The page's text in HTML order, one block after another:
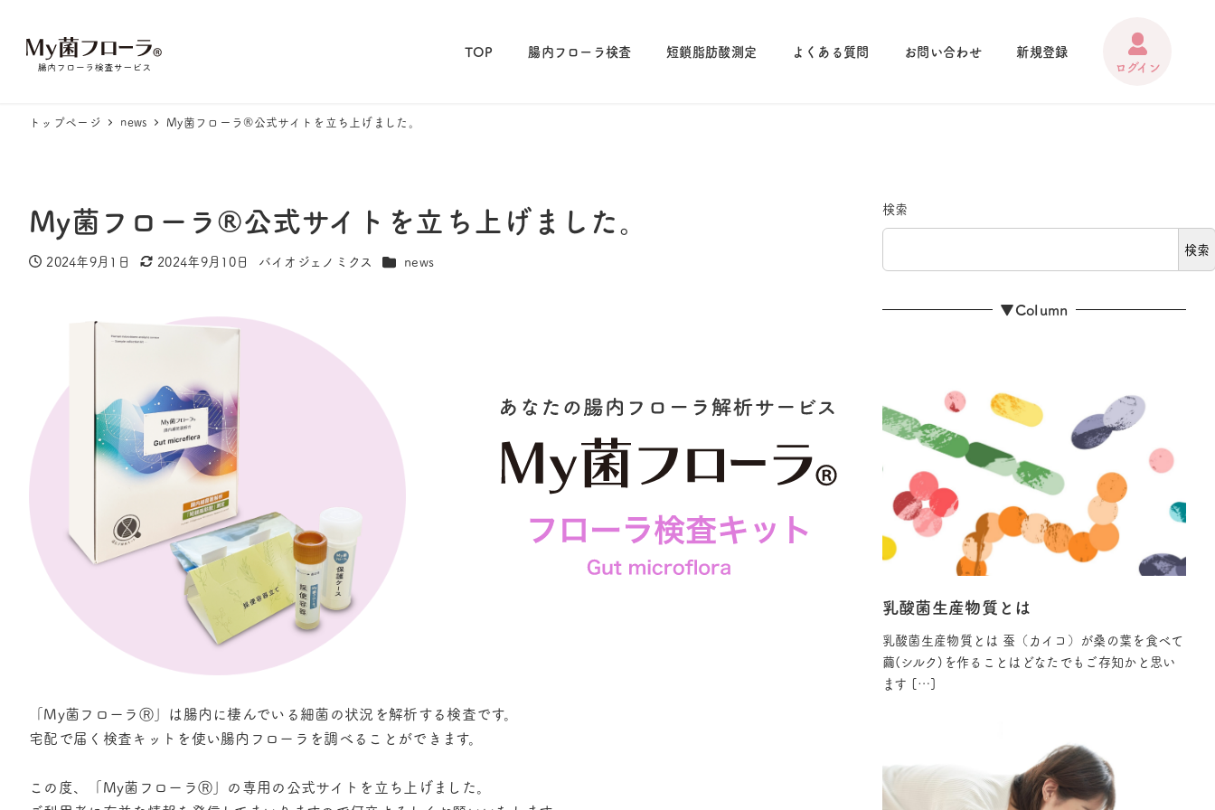
TOP 腸内フローラ検査 短鎖脂肪酸測定 よくある質問 お問い合わせ 新規登録
トップページ news My菌フローラ®︎公式サイトを立ち上げました。
My菌フローラ®︎公式サイトを立ち上げました。
投稿日
2024年9月1日
更新日
2024年9月10日
著
バイオジェノミクス カテゴリー
news
「My菌フローラⓇ」は腸内に棲んでいる細菌の状況を解析する検査です。
宅配で届く検査キットを使い腸内フローラを調べることができます。
この度、「My菌フローラⓇ」の専用の公式サイトを立ち上げました。
検索
検索
▼Column
乳酸菌生産物質とは
乳酸菌生産物質とは 蚕（カイコ）が桑の葉を食べて
繭(シルク)を作ることはどなたでもご存知かと思い
ます […]